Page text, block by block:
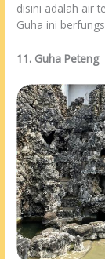
disini adalah air
Guha ini
11. Guha Peteng